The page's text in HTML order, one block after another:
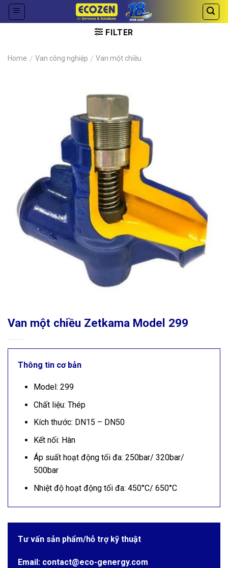
Skip
FILTER
Home / Van công nghiệp / Van một chiều
Van một chiều Zetkama Model 299
Thông tin cơ bản
Model: 299
Chất liệu: Thép
Kích thước: DN15 – DN50
Kết nối: Hàn
Áp suất hoạt động tối đa: 250bar/ 320bar/
500bar
Nhiệt độ hoạt động tối đa: 450°C/ 650°C
Tư vấn sản phẩm/hỗ trợ kỹ thuật
Email: contact@eco-genergy.com